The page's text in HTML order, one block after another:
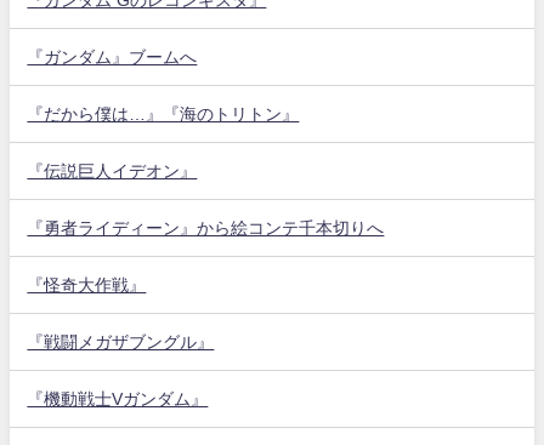
『ガンダム』ブームへ
『だから僕は…』『海のトリトン』
『伝説巨人イデオン』
『勇者ライディーン』から絵コンテ千本切りへ
『怪奇大作戦』
『戦闘メガザブングル』
『機動戦士Vガンダム』